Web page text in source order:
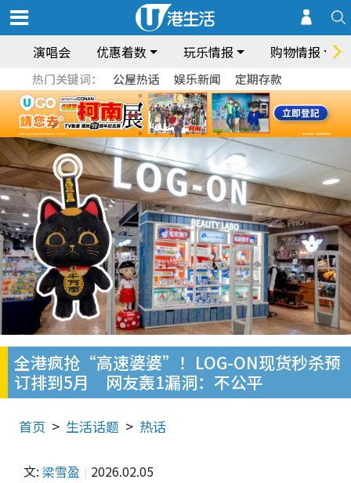
演唱会 优惠着数 玩乐情报 购物情报
热门关键词： 公屋热话 娱乐新闻 定期存款
全港疯抢“高速婆婆”！LOG-ON现货秒杀预
订排到5月 网友轰1漏洞：不公平
首页 生活话题 热话
文: 梁雪盈 2026.02.05